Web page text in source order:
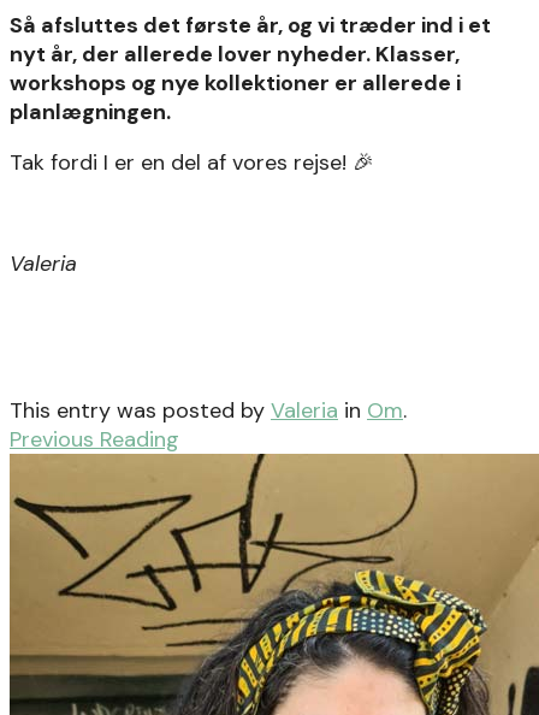
Så afsluttes det første år, og vi træder ind i et
nyt år, der allerede lover nyheder. Klasser,
workshops og nye kollektioner er allerede i
planlægningen.
Tak fordi I er en del af vores rejse! 🎉
Valeria
This entry was posted by Valeria in Om.
Previous Reading